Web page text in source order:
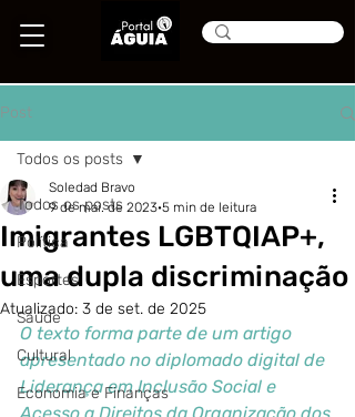
Post
Todos os posts
Política
Esportes
Saúde
Cultural
Economia e Finanças
Todos os posts
Imigrantes LGBTQIAP+,
uma dupla discriminação
Soledad Bravo
9 de mai. de 2023 5 min de leitura
Atualizado: 3 de set. de 2025
O texto forma parte de um artigo
apresentado no diplomado digital de
Liderança em Inclusão Social e